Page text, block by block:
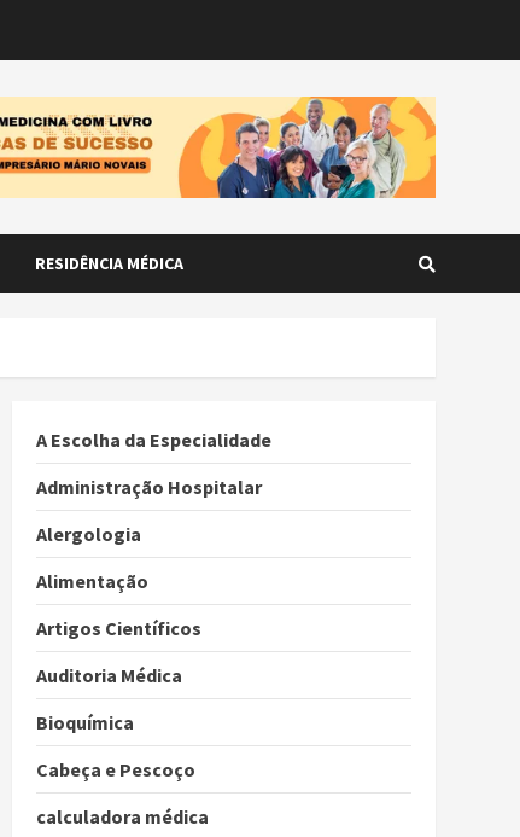
RESIDÊNCIA MÉDICA
A Escolha da Especialidade
Administração Hospitalar
Alergologia
Alimentação
Artigos Científicos
Auditoria Médica
Bioquímica
Cabeça e Pescoço
calculadora médica